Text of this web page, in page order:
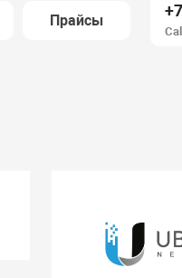
Прайсы